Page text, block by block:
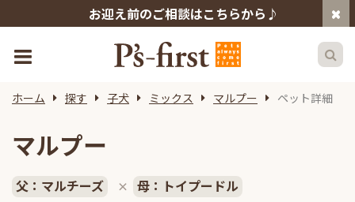
お迎え前のご相談はこちらから♪
ホーム 探す 子犬 ミックス マルプー ペット詳細
マルプー
父：マルチーズ × 母：トイプードル